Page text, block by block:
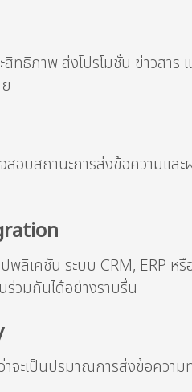
สิทธิภาพ ส่งโปรโมชั่น ข่าวสา
อบสถานะการส่งข้อความแล
พลิเคชัน ระบบ CRM, ERP
ร่วมกันได้อย่างราบรื่น
จะเป็นปริมาณการส่งข้อควา